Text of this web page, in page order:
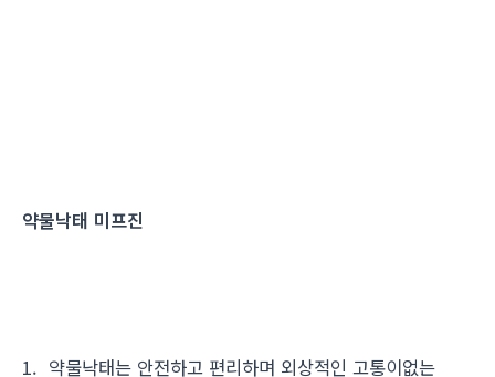
약물낙태 미프진
1. 약물낙태는 안전하고 편리하며 외상적인 고통이없는